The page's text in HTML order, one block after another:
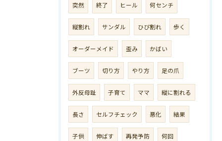
突然 終了 ヒール 何センチ
縦割れ サンダル ひび割れ 歩く
オーダーメイド 歪み かばい
ブーツ 切り方 やり方 足の爪
外反母趾 子育て ママ 縦に割れる
長さ セルフチェック 悪化 結果
子供 伸ばす 再発予防 何回